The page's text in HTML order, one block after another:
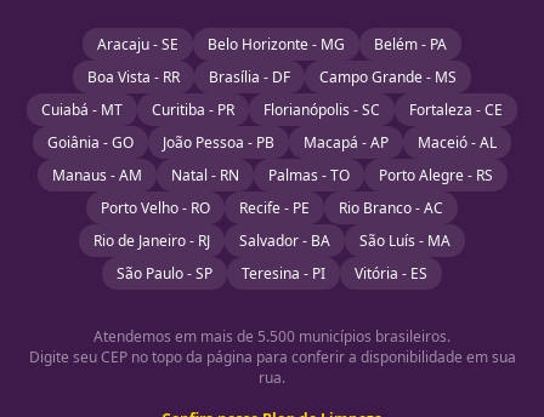
Aracaju - SE Belo Horizonte - MG
Belém - PA
Boa Vista - RR
Brasília - DF
Campo Grande - MS
Cuiabá - MT
Curitiba - PR Florianópolis - SC
Fortaleza - CE
Goiânia - GO
João Pessoa - PB Macapá - AP
Maceió - AL
Manaus - AM
Natal - RN Palmas - TO
Porto Alegre - RS
Porto Velho - RO
Recife - PE
Rio Branco - AC
Rio de Janeiro - RJ
Salvador - BA
São Luís - MA
São Paulo - SP
Teresina - PI Vitória - ES
Atendemos em mais de 5.500 municípios brasileiros.
Digite seu CEP no topo da página para conferir a disponibilidade em sua
rua.